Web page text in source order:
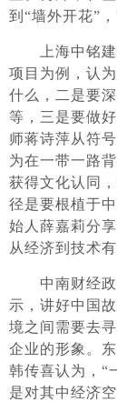
到“墙外开花”，
上海中铭建
项目为例，认
什么，二是要
等，三是要做
师蒋诗萍从符
为在一带一路
获得文化认同
径是要根植于
始人薛嘉莉分
从经济到技术
中南财经政
示，讲好中国
境之间需要去
企业的形象。
韩传喜认为，“
是对其中经济